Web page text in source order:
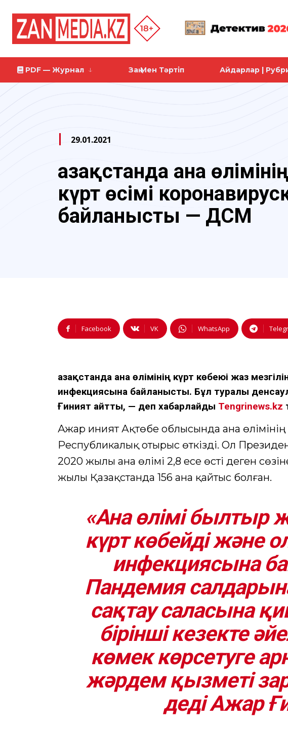
PDF — Журнал Заң Мен Тәртіп Айдарлар |
29.01.2021
Қазақстанда ана
күрт өсімі
байланысты — ДСМ
Facebook VK WhatsApp
Қазақстанда ана өлімінің күрт көбеюі жаз
инфекциясына байланысты. Бұл туралы
Ғиният айтты, — деп хабарлайды Tengrinews.kz
Ажар Ғиният Ақтөбе облысында ана
Республикалық отырыс өткізді. Ол
2020 жылы ана өлімі 2,8 есе өсті деген
жылы Қазақстанда 156 ана қайтыс болған.
«Ана өлімі былтыр
күрт көбейді және
инфекциясына
Пандемия
сақтау саласына
бірінші кезекте
көмек көрсетуге
жәрдем қызметі
деді Ажар